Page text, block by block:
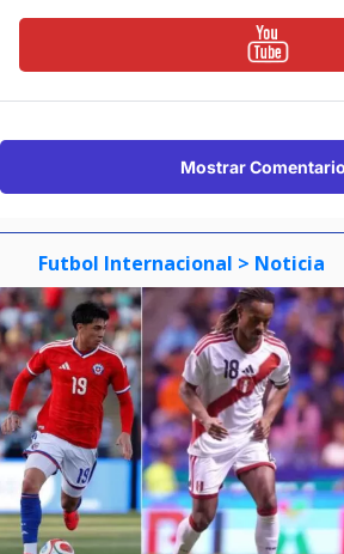
Mostrar
Futbol Internacional > Noticia